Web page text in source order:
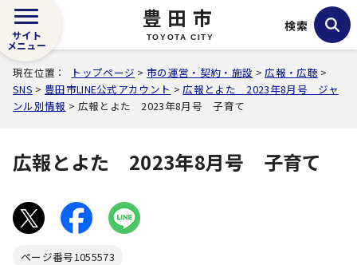
豊田市
TOYOTA CITY
サイト
メニュー
検索
現在位置： トップページ >市の運営・契約・施設 >広報・広聴 >
SNS > 豊田市LINE公式アカウント >広報とよた 2023年8月号 ジャ
ンル別情報 > 広報とよた 2023年8月号 子育て
広報とよた 2023年8月号 子育て
ページ番号1055573